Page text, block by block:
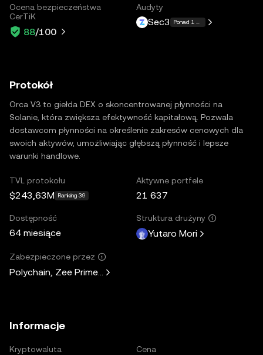
Ocena bezpieczeństwa
CerTiK
88/100
Audyty
Sec3 Ponad 1 więcej
Protokół
Orca V3 to giełda DEX o skoncentrowanej płynności na
Solanie, która zwiększa efektywność kapitałową. Pozwala
dostawcom płynności na określenie zakresów cenowych dla
swoich aktywów, umożliwiając głębszą płynność i lepsze
warunki handlowe.
TVL protokołu
$243,63M Ranking 39
Aktywne portfele
21 637
Dostępność
64 miesiące
Struktura drużyny
Yutaro Mori
Zabezpieczone przez
Polychain, Zee Prime Capital, Solana Ventures,
Informacje
Kryptowaluta Cena